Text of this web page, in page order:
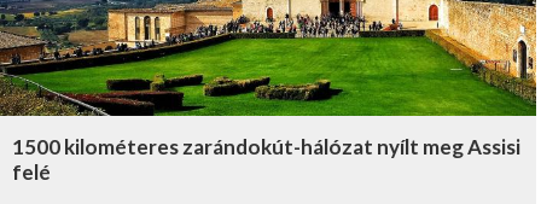
1500 kilométeres zarándokút-hálózat nyílt meg Assisi
felé